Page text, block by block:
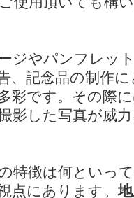
ジやパンフレッ
、記念品の制作に
彩です。その際
影した写真が威
特徴は何といっ
点にあります。